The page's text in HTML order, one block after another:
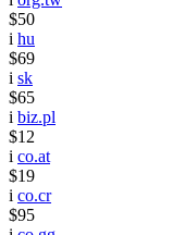
$50
i hu
$69
i sk
$65
i biz.pl
$12
i co.at
$19
i co.cr
$95